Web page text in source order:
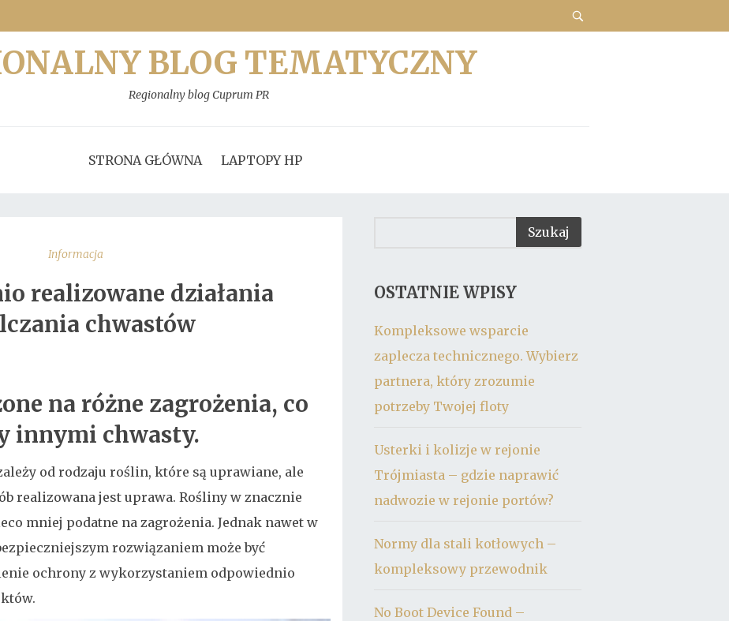
BLOG TEMATYCZNY
Regionalny blog Cuprum PR
STRONA GŁÓWNA LAPTOPY HP
Informacja
realizowane działania
chwastów
na różne zagrożenia, co
innymi chwasty.
od rodzaju roślin, które są uprawiane, ale
realizowana jest uprawa. Rośliny w znacznie
mniej podatne na zagrożenia. Jednak nawet w
rozwiązaniem może być
ochrony z wykorzystaniem odpowiednio
OSTATNIE WPISY
Kompleksowe wsparcie
zaplecza technicznego. Wybierz
partnera, który zrozumie
potrzeby Twojej floty
Usterki i kolizje w rejonie
Trójmiasta – gdzie naprawić
nadwozie w rejonie portów?
Normy dla stali kotłowych –
kompleksowy przewodnik
No Boot Device Found –